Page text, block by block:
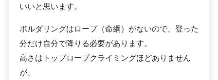
いいと思います。
ボルダリングはロープ（命綱）がないので、登った
分だけ自分で降りる必要があります。
高さはトップロープクライミングほどありません
が、